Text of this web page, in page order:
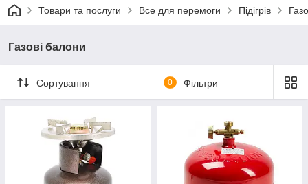
Товари та послуги Все для перемоги Підігрів
Газові балони
Сортування 0 Фільтри